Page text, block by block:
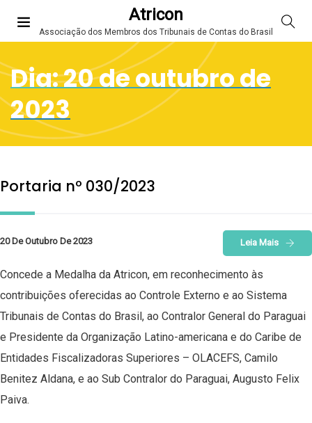
Atricon
Associação dos Membros dos Tribunais de Contas do Brasil
Dia:20 de outubro de
2023
Portaria nº 030/2023
20 De Outubro De 2023 Leia Mais
Concede a Medalha da Atricon, em reconhecimento às
contribuições oferecidas ao Controle Externo e ao Sistema
Tribunais de Contas do Brasil, ao Contralor General do Paraguai
e Presidente da Organização Latino-americana e do Caribe de
Entidades Fiscalizadoras Superiores – OLACEFS, Camilo
Benitez Aldana, e ao Sub Contralor do Paraguai, Augusto Felix
Paiva.